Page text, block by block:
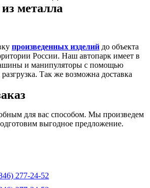
металла
произведенных изделий до объекта
России. Наш автопарк имеет в
и манипуляторы с помощью
Так же возможна доставка
для вас способом. Мы произведем
выгодное предложение.
277-24-52